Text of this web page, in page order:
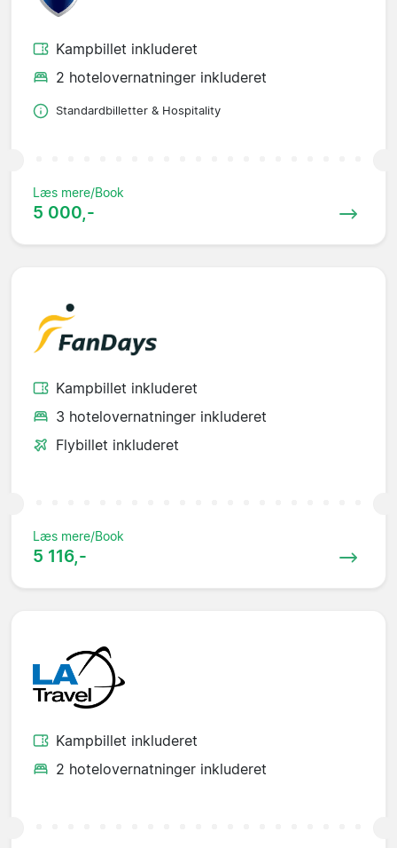
Kampbillet inkluderet
2 hotelovernatninger inkluderet
Standardbilletter & Hospitality
Læs mere/Book
5 000,-
Kampbillet inkluderet
3 hotelovernatninger inkluderet
Flybillet inkluderet
Læs mere/Book
5 116,-
Kampbillet inkluderet
2 hotelovernatninger inkluderet